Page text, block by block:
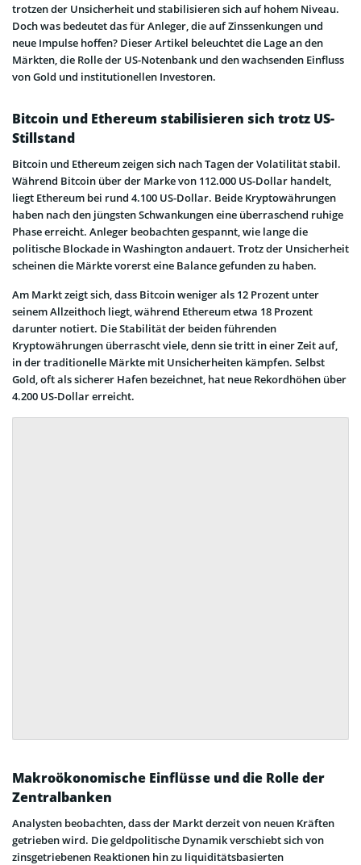
trotzen der Unsicherheit und stabilisieren sich auf hohem Niveau.
Doch was bedeutet das für Anleger, die auf Zinssenkungen und
neue Impulse hoffen? Dieser Artikel beleuchtet die Lage an den
Märkten, die Rolle der US-Notenbank und den wachsenden Einfluss
von Gold und institutionellen Investoren.
Bitcoin und Ethereum stabilisieren sich trotz US-
Stillstand
Bitcoin und Ethereum zeigen sich nach Tagen der Volatilität stabil.
Während Bitcoin über der Marke von 112.000 US-Dollar handelt,
liegt Ethereum bei rund 4.100 US-Dollar. Beide Kryptowährungen
haben nach den jüngsten Schwankungen eine überraschend ruhige
Phase erreicht. Anleger beobachten gespannt, wie lange die
politische Blockade in Washington andauert. Trotz der Unsicherheit
scheinen die Märkte vorerst eine Balance gefunden zu haben.
Am Markt zeigt sich, dass Bitcoin weniger als 12 Prozent unter
seinem Allzeithoch liegt, während Ethereum etwa 18 Prozent
darunter notiert. Die Stabilität der beiden führenden
Kryptowährungen überrascht viele, denn sie tritt in einer Zeit auf,
in der traditionelle Märkte mit Unsicherheiten kämpfen. Selbst
Gold, oft als sicherer Hafen bezeichnet, hat neue Rekordhöhen über
4.200 US-Dollar erreicht.
Makroökonomische Einflüsse und die Rolle der
Zentralbanken
Analysten beobachten, dass der Markt derzeit von neuen Kräften
getrieben wird. Die geldpolitische Dynamik verschiebt sich von
zinsgetriebenen Reaktionen hin zu liquiditätsbasierten